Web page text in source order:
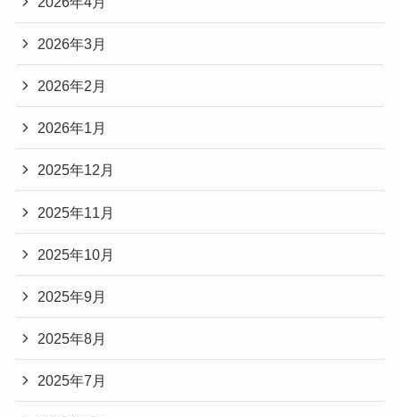
2026年3月
2026年2月
2026年1月
2025年12月
2025年11月
2025年10月
2025年9月
2025年8月
2025年7月